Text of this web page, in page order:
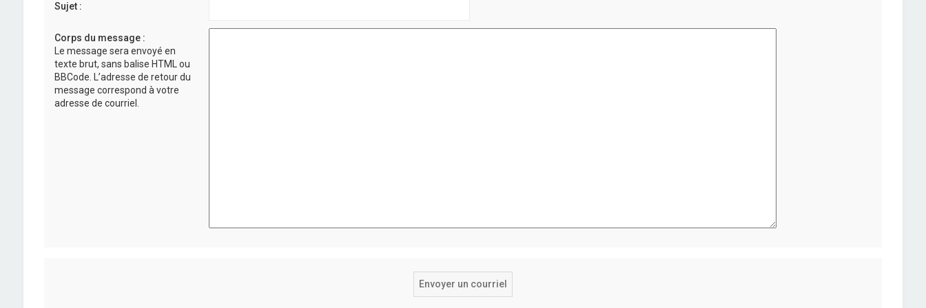
Sujet :
Corps du message :
Le message sera envoyé en
texte brut, sans balise HTML ou
BBCode. L’adresse de retour du
message correspond à votre
adresse de courriel.